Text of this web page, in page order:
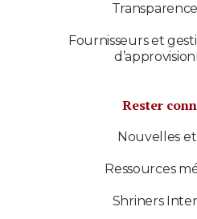
Fournisseurs et
Rester
Nouvelles
Ressources
Shriners